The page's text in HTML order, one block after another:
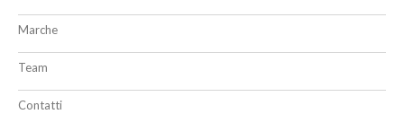
Marche
Team
Contatti